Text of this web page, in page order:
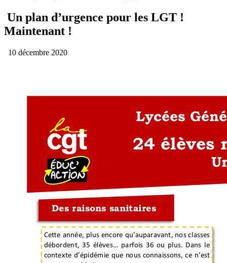
Un plan d’urgence pour les LGT !
Maintenant !
10 décembre 2020